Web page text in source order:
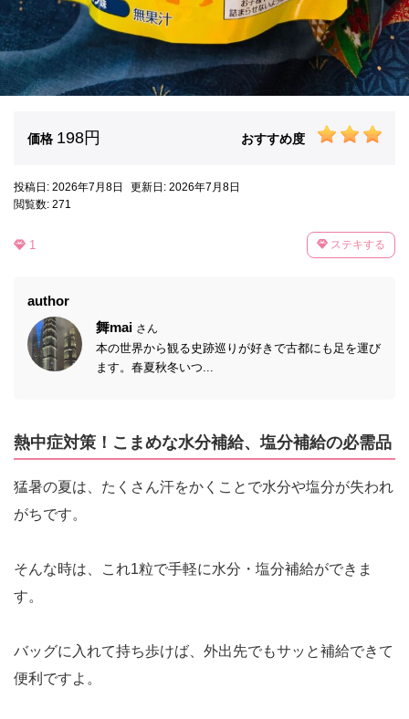
価格 198円 おすすめ度
投稿日: 2026年7月8日
更新日: 2026年7月8日
閲覧数: 271
1 ステキする
author
舞mai さん
本の世界から観る史跡巡りが好きで古都にも足を運び
ます。春夏秋冬いつ...
熱中症対策！こまめな水分補給、塩分補給の必需品
猛暑の夏は、たくさん汗をかくことで水分や塩分が失われ
がちです。
そんな時は、これ1粒で手軽に水分・塩分補給ができま
す。
バッグに入れて持ち歩けば、外出先でもサッと補給できて
便利ですよ。